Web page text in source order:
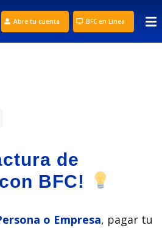
Abre tu cuenta BFC en Línea
de
BFC!
o Empresa, pagar tu